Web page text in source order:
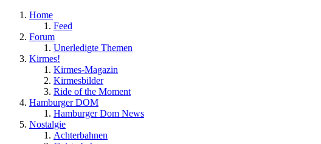
Home
Feed
Forum
Unerledigte Themen
Kirmes!
Kirmes-Magazin
Kirmesbilder
Ride of the Moment
Hamburger DOM
Hamburger Dom News
Nostalgie
Achterbahnen